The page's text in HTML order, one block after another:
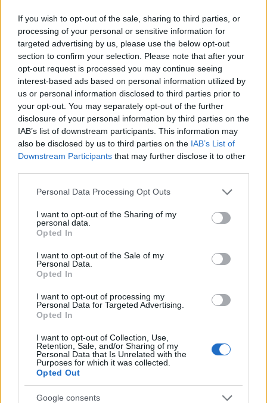
If you wish to opt-out of the sale, sharing to third parties, or
processing of your personal or sensitive information for
targeted advertising by us, please use the below opt-out
section to confirm your selection. Please note that after your
opt-out request is processed you may continue seeing
interest-based ads based on personal information utilized by
us or personal information disclosed to third parties prior to
your opt-out. You may separately opt-out of the further
disclosure of your personal information by third parties on the
IAB’s list of downstream participants. This information may
also be disclosed by us to third parties on the IAB’s List of
Downstream Participants that may further disclose it to other
Please note that this website/app uses one or more Google
not limited to your visit or usage behaviour. You may click to
grant or deny consent to Google and its third-party tags to
use your data for below specified purposes in below Google
consent section.
Personal Data Processing Opt Outs
I want to opt-out of the Sharing of my
personal data.
Opted In
I want to opt-out of the Sale of my
Personal Data.
Opted In
I want to opt-out of processing my
Personal Data for Targeted Advertising.
Opted In
I want to opt-out of Collection, Use,
Retention, Sale, and/or Sharing of my
Personal Data that Is Unrelated with the
Purposes for which it was collected.
Opted Out
Google consents
Inviaci le tue segnalazioni,
i tuoi video e le tue foto
Su WhatsApp al numero +39
345 356 7512
Ricevi le nostre ultime news
Condividi l'articolo
F
a
ce
b
o
o
k
T
w
it
te
r
Pi
n
te
re
st
W
at
s
A
p
p
S
a
re
Articolo precedente
Prossimo articolo
NOTIZIE RECENTI
Le previsioni meteo per il weekend a Olbia e in